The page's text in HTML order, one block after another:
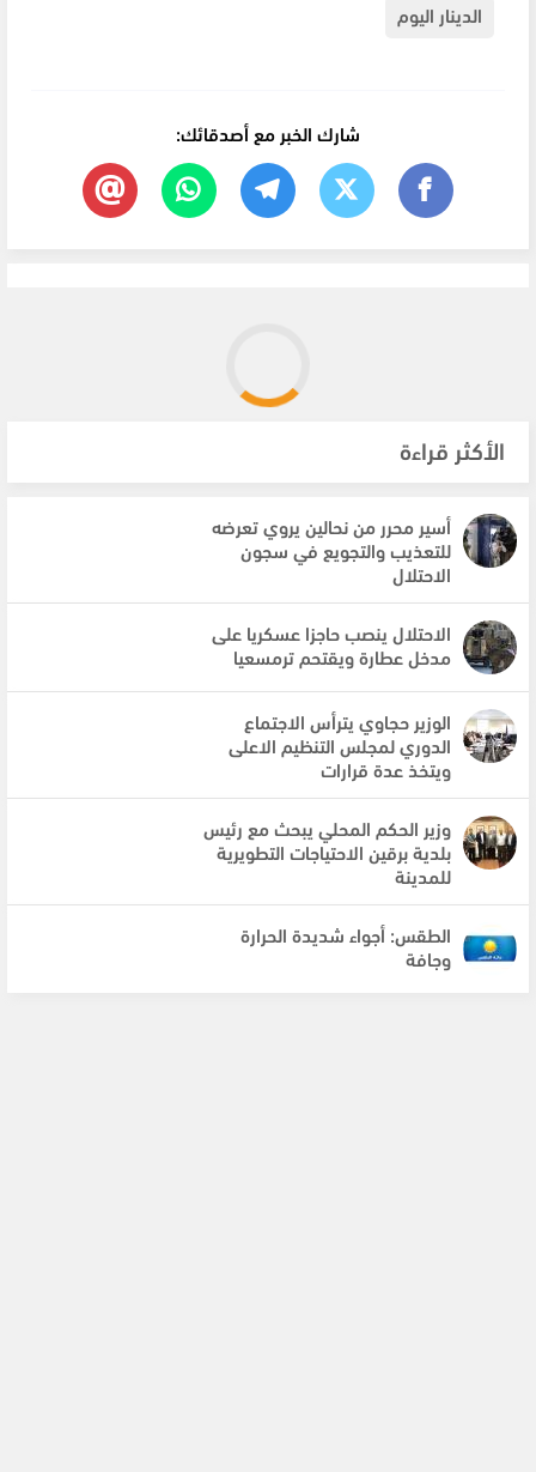
الدينار اليوم
شارك الخبر مع أصدقائك:
الأكثر قراءة
أسير محرر من نحالين يروي تعرضه
للتعذيب والتجويع في سجون
الاحتلال
الاحتلال ينصب حاجزا عسكريا على
مدخل عطارة ويقتحم ترمسعيا
الوزير حجاوي يترأس الاجتماع
الدوري لمجلس التنظيم الاعلى
ويتخذ عدة قرارات
وزير الحكم المحلي يبحث مع رئيس
بلدية برقين الاحتياجات التطويرية
للمدينة
الطقس: أجواء شديدة الحرارة
وجافة